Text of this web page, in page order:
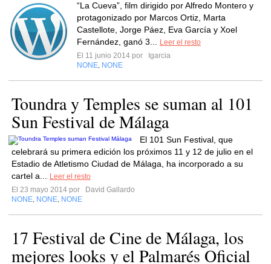
“La Cueva”, film dirigido por Alfredo Montero y
protagonizado por Marcos Ortiz, Marta
Castellote, Jorge Páez, Eva García y Xoel
Fernández, ganó 3...
Leer el resto
El 11 junio 2014 por
Igarcia
NONE NONE
Toundra y Temples se suman al 101
Sun Festival de Málaga
El 101 Sun Festival, que
celebrará su primera edición los próximos 11 y 12 de julio en el
Estadio de Atletismo Ciudad de Málaga, ha incorporado a su
cartel a...
Leer el resto
El 23 mayo 2014 por
David Gallardo
NONE NONE NONE
17 Festival de Cine de Málaga, los
mejores looks y el Palmarés Oficial